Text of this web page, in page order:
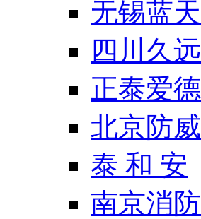
无锡蓝天
四川久远
正泰爱德
北京防威
泰 和 安
南京消防